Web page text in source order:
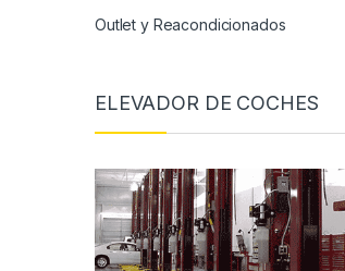
Outlet y Reacondicionados
ELEVADOR DE COCHES